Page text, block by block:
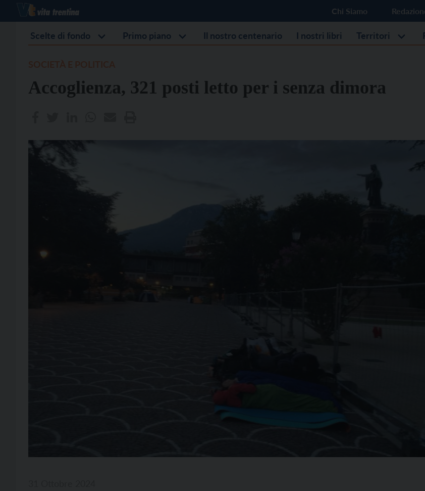
Chi Siamo
Scelte di fondo Primo piano Il nostro centenario I nostri libri Territori
Accoglienza, 321 posti letto per i senza dimora